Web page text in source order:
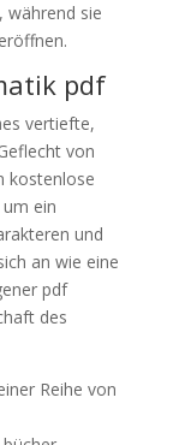
während sie
pdf
vertiefte,
von
kostenlose
ein
und
an wie eine
pdf
des
Reihe von